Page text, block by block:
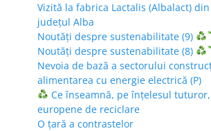
Vizită la fabrica Lactalis (Albalact)
județul Alba
Noutăți despre sustenabilitate (9)
Noutăți despre sustenabilitate (8)
Nevoia de bază a sectorului
alimentarea cu energie electrică (P)
Ce înseamnă, pe înțelesul
europene de reciclare
O țară a contrastelor